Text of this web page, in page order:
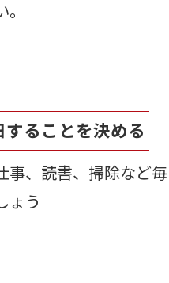
ることを決める
事、読書、掃除など
ょう